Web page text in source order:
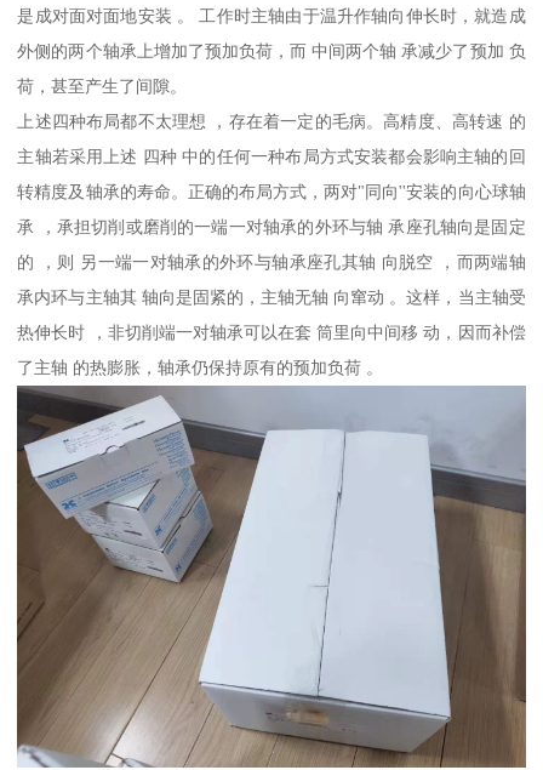
是成对面对面地安装 。 工作时主轴由于温升作轴向伸长时，就造成
外侧的两个轴承上增加了预加负荷，而 中间两个轴 承减少了预加 负
荷，甚至产生了间隙。
上述四种布局都不太理想 ，存在着一定的毛病。高精度、高转速 的
主轴若采用上述 四种 中的任何一种布局方式安装都会影响主轴的回
转精度及轴承的寿命。正确的布局方式，两对"同向''安装的向心球轴
承 ，承担切削或磨削的一端一对轴承的外环与轴 承座孔轴向是固定
的 ，则 另一端一对轴承的外环与轴承座孔其轴 向脱空 ，而两端轴
承内环与主轴其 轴向是固紧的，主轴无轴 向窜动 。这样，当主轴受
热伸长时 ，非切削端一对轴承可以在套 筒里向中间移 动，因而补偿
了主轴 的热膨胀，轴承仍保持原有的预加负荷 。